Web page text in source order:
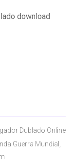
download
Dublado Online
Guerra Mundial,